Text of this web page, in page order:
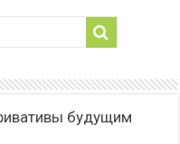
будущим